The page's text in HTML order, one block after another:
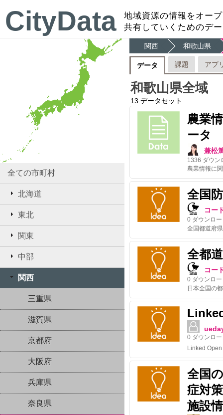
CityData
地域資源の情報をオー
共有していくためのデ
全ての市町村
北海道
東北
関東
中部
関西
三重県
滋賀県
京都府
大阪府
兵庫県
奈良県
関西 和歌山県
データ 課題 アプ
和歌山県全域
13 データセット
農業
ータ
兼松
1336 ダウン
全国
コー
0 ダウンロ
全都
コー
0 ダウンロ
0 ダウンロ
全国
症対
施設